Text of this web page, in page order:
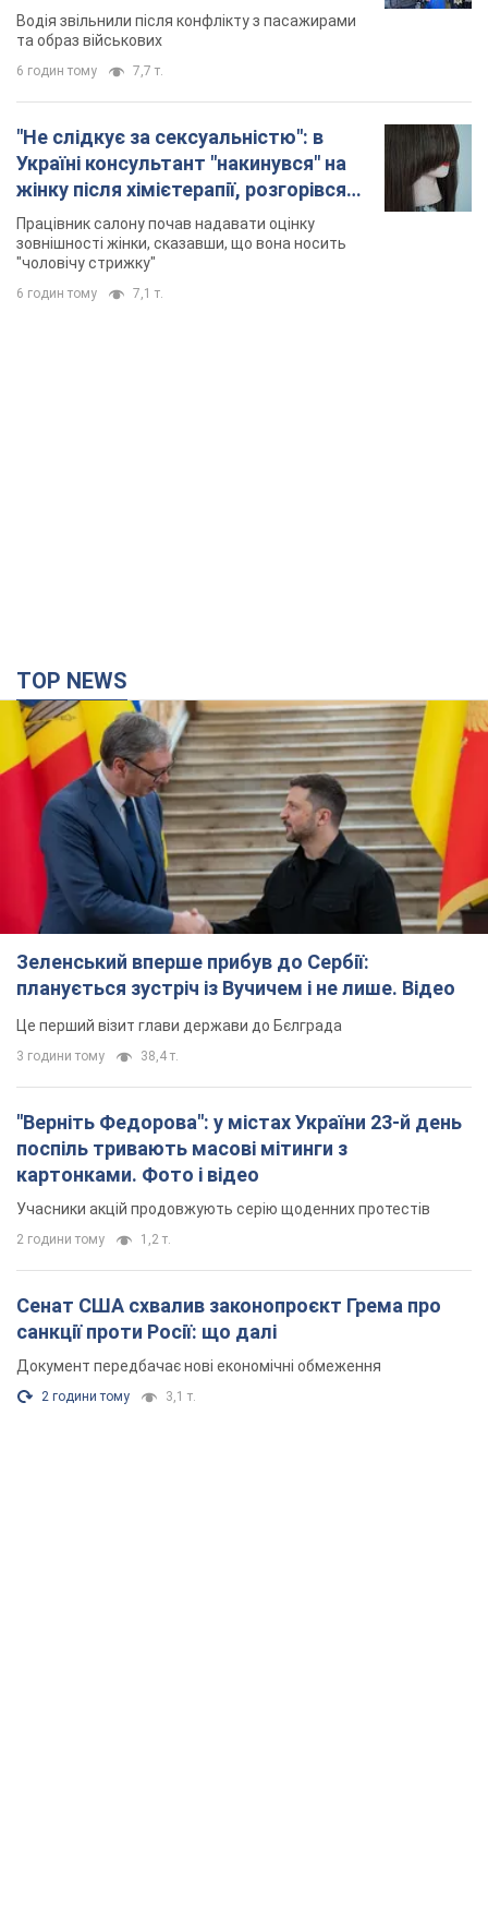
Відео
Водія звільнили після конфлікту з пасажирами
та образ військових
6 годин тому 7,7 т.
"Не слідкує за сексуальністю": в
Україні консультант "накинувся" на
жінку після хімієтерапії, розгорівся
скандал. Фото
Працівник салону почав надавати оцінку
зовнішності жінки, сказавши, що вона носить
"чоловічу стрижку"
6 годин тому 7,1 т.
TOP NEWS
Зеленський вперше прибув до Сербії:
планується зустріч із Вучичем і не лише. Відео
Це перший візит глави держави до Бєлграда
3 години тому 38,4 т.
"Верніть Федорова": у містах України 23-й день
поспіль тривають масові мітинги з
картонками. Фото і відео
Учасники акцій продовжують серію щоденних протестів
2 години тому 1,2 т.
Сенат США схвалив законопроєкт Грема про
санкції проти Росії: що далі
Документ передбачає нові економічні обмеження
2 години тому 3,1 т.